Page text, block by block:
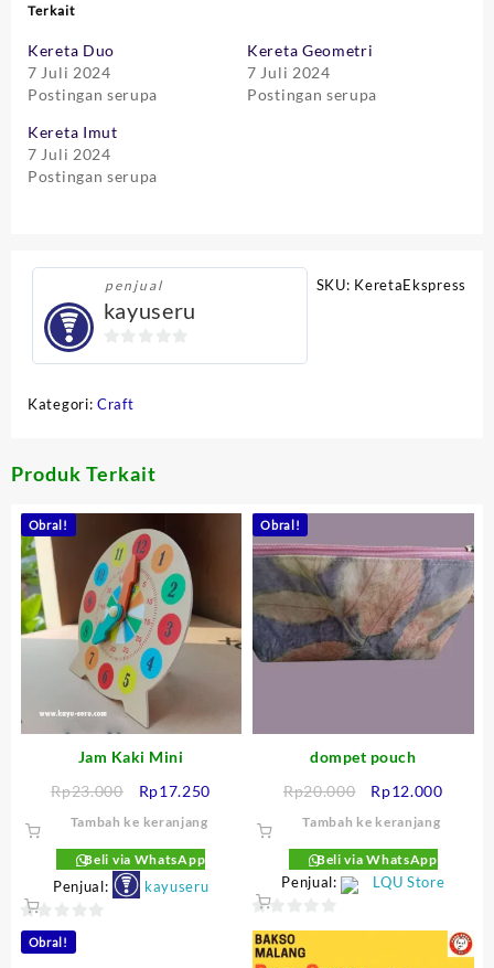
Terkait
Kereta Duo
7 Juli 2024
Postingan serupa
Kereta Geometri
7 Juli 2024
Postingan serupa
Kereta Imut
7 Juli 2024
Postingan serupa
penjual
kayuseru
of
SKU: KeretaEkspress
Kategori:Craft
Produk Terkait
Obral!
Jam Kaki Mini
Rp23.000
Harga
aslinya
Rp23.000.
Rp17.250
Rp17.250.
Tambah ke keranjang
Beli via WhatsApp
Penjual: kayuseru
0
out
Obral!
dompet pouch
Rp20.000
Harga
aslinya
Rp20.000.
Rp12.000Harga
Tambah ke keranjang
Beli via WhatsApp
Penjual: LQU Store
0
out
Obral!